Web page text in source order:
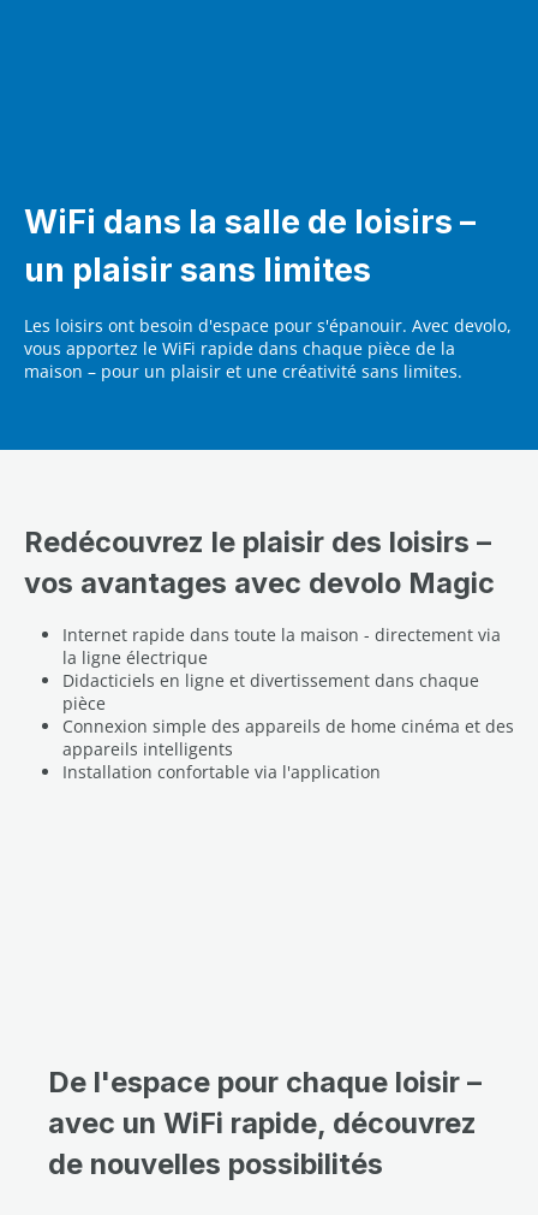
WiFi dans la salle de loisirs –
un plaisir sans limites
Les loisirs ont besoin d'espace pour s'épanouir. Avec devolo,
vous apportez le WiFi rapide dans chaque pièce de la
maison – pour un plaisir et une créativité sans limites.
Redécouvrez le plaisir des loisirs –
vos avantages avec devolo Magic
Internet rapide dans toute la maison - directement via
la ligne électrique
Didacticiels en ligne et divertissement dans chaque
pièce
Connexion simple des appareils de home cinéma et des
appareils intelligents
Installation confortable via l'application
De l'espace pour chaque loisir –
avec un WiFi rapide, découvrez
de nouvelles possibilités